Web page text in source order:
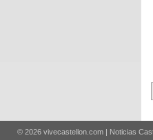
© 2026 vivecastellon.com | Noticias